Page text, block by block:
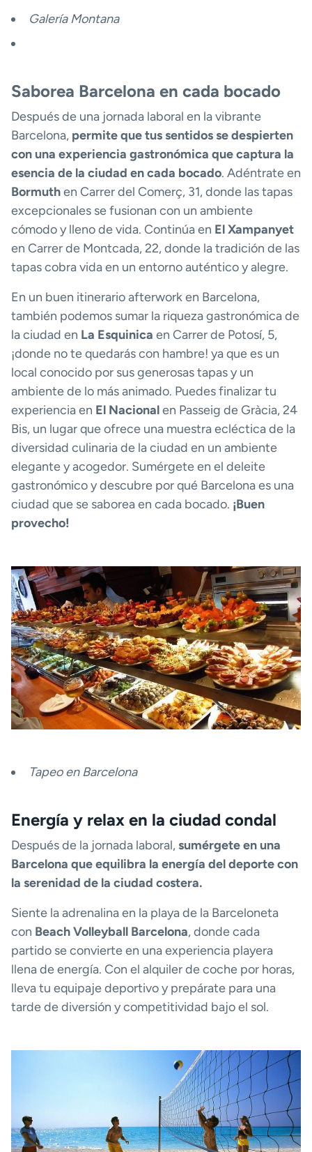
Galería Montana
Saborea Barcelona en cada bocado
Después de una jornada laboral en la vibrante
Barcelona, permite que tus sentidos se despierten
con una experiencia gastronómica que captura la
esencia de la ciudad en cada bocado. Adéntrate en
Bormuthen Carrer del Comerç, 31, donde las tapas
excepcionales se fusionan con un ambiente
cómodo y lleno de vida. Continúa en El Xampanyet
en Carrer de Montcada, 22, donde la tradición de las
tapas cobra vida en un entorno auténtico y alegre.
En un buen itinerario afterwork en Barcelona,
también podemos sumar la riqueza gastronómica de
la ciudad en La Esquinica en Carrer de Potosí, 5,
¡donde no te quedarás con hambre! ya que es un
local conocido por sus generosas tapas y un
ambiente de lo más animado. Puedes finalizar tu
experiencia en El Nacionalen Passeig de Gràcia, 24
Bis, un lugar que ofrece una muestra ecléctica de la
diversidad culinaria de la ciudad en un ambiente
elegante y acogedor. Sumérgete en el deleite
gastronómico y descubre por qué Barcelona es una
ciudad que se saborea en cada bocado. ¡Buen
provecho!
Tapeo en Barcelona
Energía y relax en la ciudad condal
Después de la jornada laboral,sumérgete en una
Barcelona que equilibra la energía del deporte con
la serenidad de la ciudad costera.
Siente la adrenalina en la playa de la Barceloneta
con Beach Volleyball Barcelona, donde cada
partido se convierte en una experiencia playera
llena de energía. Con el alquiler de coche por horas,
lleva tu equipaje deportivo y prepárate para una
tarde de diversión y competitividad bajo el sol.